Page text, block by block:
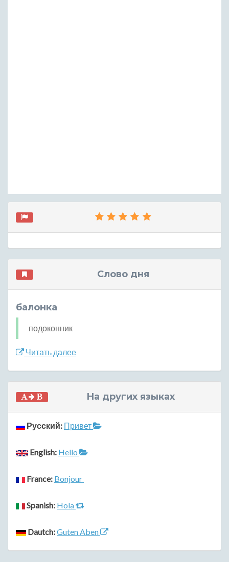
Слово дня
балонка
подоконник
Читать далее
На других языках
Русский: Привет
English: Hello
France: Bonjour
Spanish: Hola
Dautch:Guten Aben